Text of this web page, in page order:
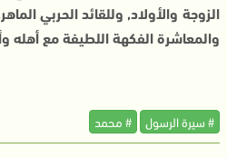
الزوجة والأولاد, وللقائد الحربي
والمعاشرة الفكهة اللطيفة مع أهله
# سيرة الرسول # محمد